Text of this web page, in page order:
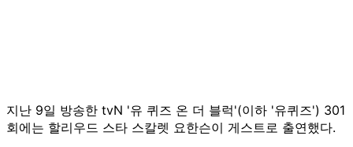
지난 9일 방송한 tvN '유 퀴즈 온 더 블럭'(이하 '유퀴즈') 301
회에는 할리우드 스타 스칼렛 요한슨이 게스트로 출연했다.